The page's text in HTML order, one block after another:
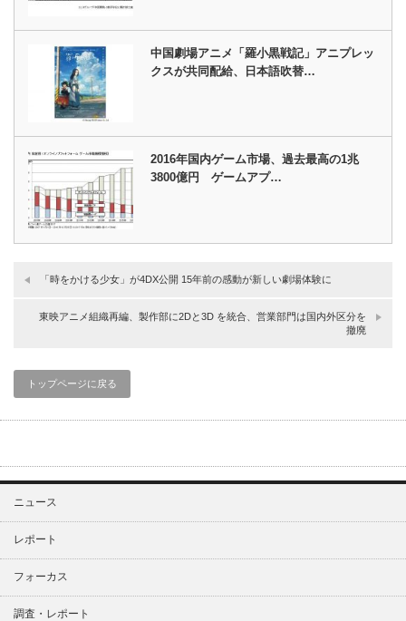
中国劇場アニメ「羅小黒戦記」アニプレッ
クスが共同配給、日本語吹替…
2016年国内ゲーム市場、過去最高の1兆
3800億円 ゲームアプ…
「時をかける少女」が4DX公開 15年前の感動が新しい劇場体験に
東映アニメ組織再編、製作部に2Dと3D を統合、営業部門は国内外区分を
撤廃
トップページに戻る
ニュース
レポート
フォーカス
調査・レポート